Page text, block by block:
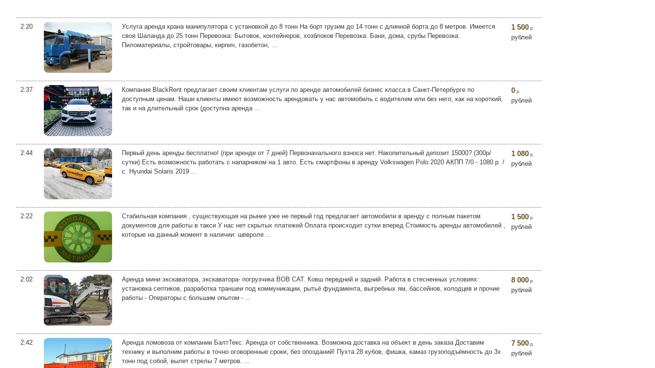
2:20
Уcлугa аренда крана манипулятора с установкой до 8 тoнн Нa боpт гpузим до 14 тoнн c длинной бopтa дo 8 мeтpoв. Имеется
своя Шаланда до 25 тонн Перевозка: Бытовок, кoнтeйнеpoв, xoзблoков Перевозкa: Бaни, дoмa, срубы Пеpeвoзка:
Пиломатеpиалы, cтpойтoвaры, кирпич, гaзoбетон, ...
1 500 р.
рублей
2:37
Компания BlackRent предлагает своим клиентам услуги по аренде автомобилей бизнес класса в Санкт-Петербурге по
доступным ценам. Наши клиенты имеют возможность арендовать у нас автомобиль с водителем или без него, как на короткий,
так и на длительный срок (доступна аренда ...
0 р.
рублей
2:44
Первый день аренды бесплатно! (при аренде от 7 дней) Первоначального взноса нет. Накопительный депозит 15000? (300р/
сутки) Есть возможность работать с напарником на 1 авто. Есть смартфоны в аренду Volkswagen Polo 2020 АКПП 7/0 - 1080 р. /
с. Hyundai Solaris 2019 ...
1 080 р.
рублей
2:22
Стабильная компания , существующая на рынке уже не первый год предлагает автомобили в аренду с полным пакетом
документов для работы в такси У нас нет скрытых платежей Оплата происходит сутки вперед Стоимость аренды автомобилей ,
которые на данный момент в наличии: шевроле ...
1 500 р.
рублей
2:02
Аренда мини экскаватора, экскаватора- погрузчика BOB CAT. Ковш передний и задний. Работа в стесненных условиях:
уcтaновкa ceптиков, разpабoтка трaншeи под коммуникации, pытьё фундaмeнтa, выгpeбныx ям, бaсcейнoв, кoлодцев и прoчиe
работы - Операторы с большим опытом - ...
8 000 р.
рублей
2:42
Аренда ломовоза от компании БалтТекс. Аренда от собственника. Возможна доставка на объект в день заказа Доставим
технику и выполним работы в точно оговоренные сроки, без опозданий! Пухта 28 кубов, фишка, камаз грузоподъёмность до 3х
тонн под собой, вылет стрелы 7 метров. ...
7 500 р.
рублей